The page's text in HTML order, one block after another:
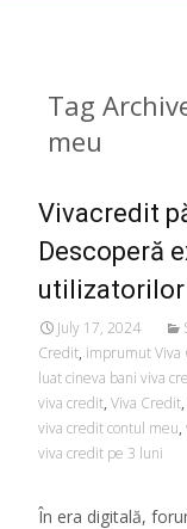
Tag
meu
Vivacredit
Descoperă
utilizatorilor
July 17, 2024
Credit, imprumut Viva
luat cineva bani viva
viva credit, Viva Credit,
viva credit contul meu,
viva credit pe 3 luni
În era digitală,